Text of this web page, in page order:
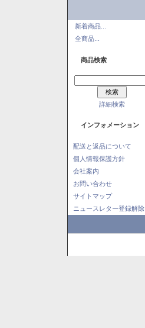
新着商品...
全商品...
商品検索
詳細検索
インフォメーション
配送と返品について
個人情報保護方針
会社案内
お問い合わせ
サイトマップ
ニュースレター登録解除